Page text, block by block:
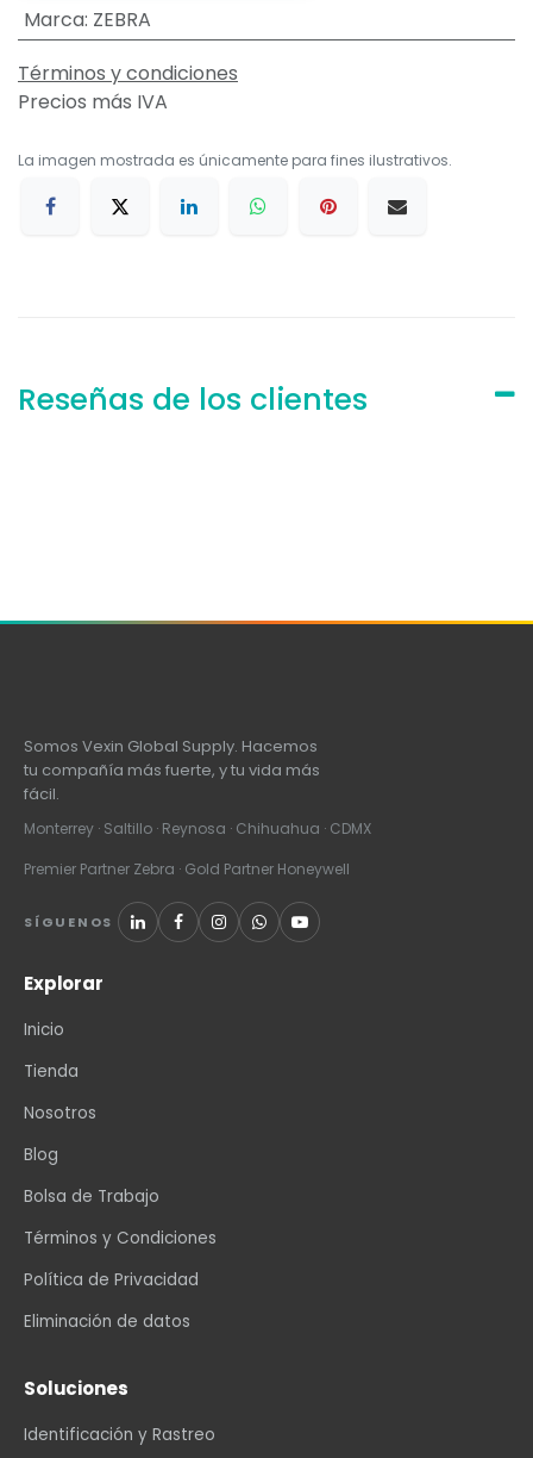
Marca: ZEBRA
Términos y condiciones
Precios más IVA
La imagen mostrada es únicamente para fines ilustrativos.
Reseñas de los clientes
Somos Vexin Global Supply. Hacemos
tu compañía más fuerte, y tu vida más
fácil.
Monterrey · Saltillo · Reynosa · Chihuahua · CDMX
Premier Partner Zebra · Gold Partner Honeywell
SÍGUENOS
Explorar
Inicio
Tienda
Nosotros
Blog
Bolsa de Trabajo
Términos y Condiciones
Política de Privacidad
Eliminación de datos
Soluciones
Identificación y Rastreo